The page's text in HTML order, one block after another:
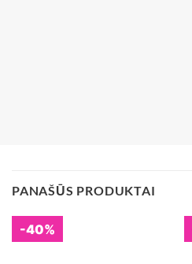
PANAŠŪS PRODUKTAI
-40%